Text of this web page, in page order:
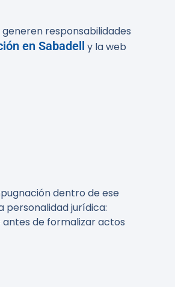
responsabilidades
en Sabadell y la web
dentro de ese
personalidad jurídica:
de formalizar actos